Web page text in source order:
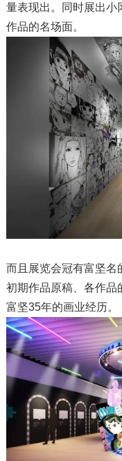
量表现出。同时展出小
作品的名场面。
而且展览会冠有富坚名
初期作品原稿、各作品
富坚35年的画业经历。